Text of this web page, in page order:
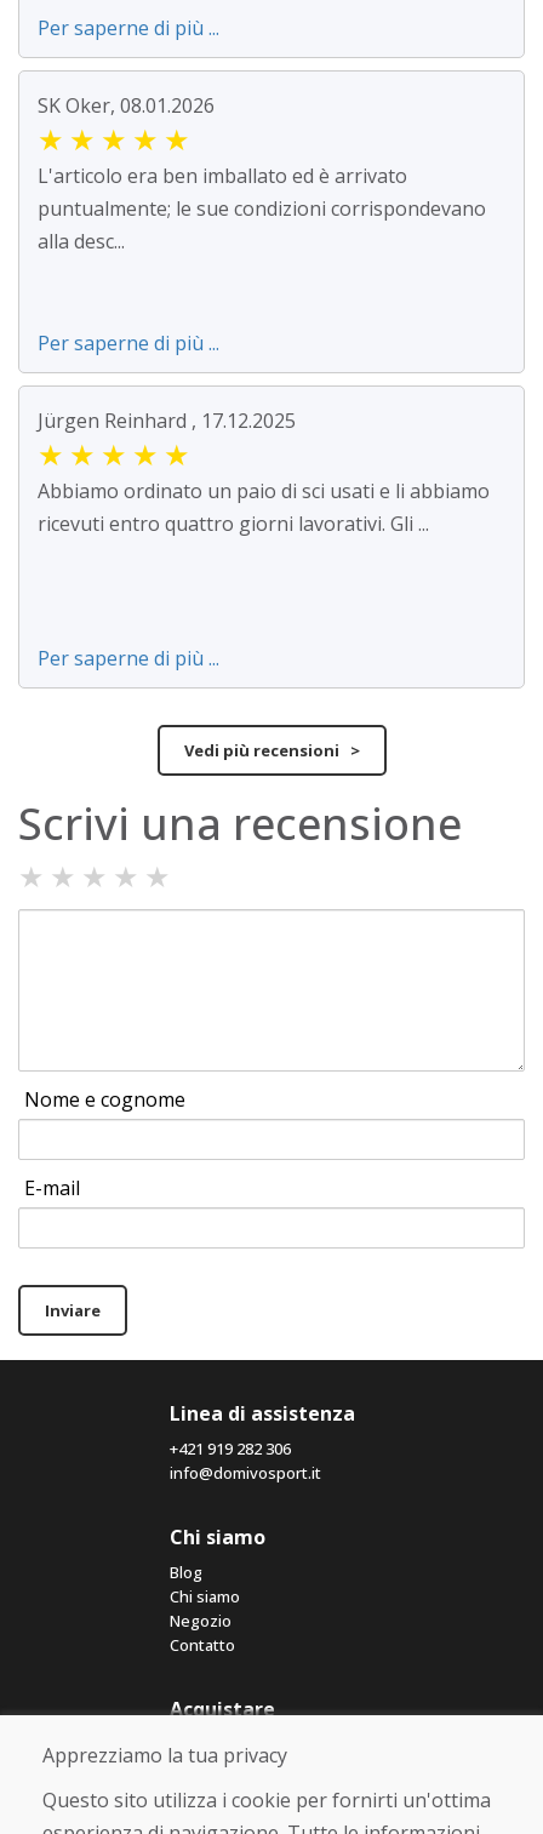
Per saperne di più ...
SK Oker, 08.01.2026
★ ★ ★ ★ ★
L'articolo era ben imballato ed è arrivato
puntualmente; le sue condizioni corrispondevano
alla desc...
Per saperne di più ...
Jürgen Reinhard , 17.12.2025
★ ★ ★ ★ ★
Abbiamo ordinato un paio di sci usati e li abbiamo
ricevuti entro quattro giorni lavorativi. Gli ...
Per saperne di più ...
Vedi più recensioni >
Scrivi una recensione
★ ★ ★ ★ ★
Nome e cognome
E-mail
Inviare
Linea di assistenza
+421 919 282 306
info@domivosport.it
Chi siamo
Blog
Chi siamo
Negozio
Contatto
Acquistare
Negozio online
Termini e condizioni commerciali
Spedizione e pagamento
Apprezziamo la tua privacy
Questo sito utilizza i cookie per fornirti un'ottima